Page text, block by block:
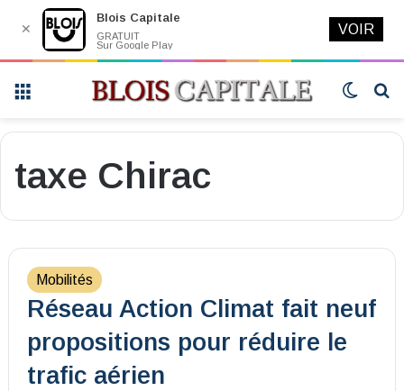
Switch
taxe Chirac
Mobilités
Réseau Action Climat fait neuf
propositions pour réduire le
trafic aérien
✕
Blois Capitale
GRATUIT
Sur Google Play
VOIR